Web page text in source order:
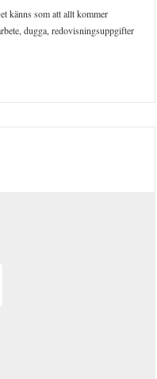
känns som att allt kommer
dugga, redovisningsuppgifter